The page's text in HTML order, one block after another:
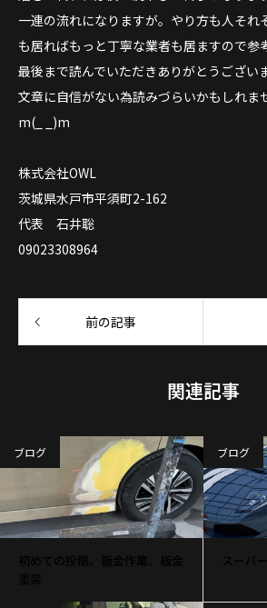
一連の流れになりますが。やり方も人それ
も居ればもっと丁寧な業者も居ますので参
最後まで読んでいただきありがとうござい
文章に自信がない為読みづらいかもしれま
m(_ _)m
株式会社OWL
茨城県水戸市平須町2-162
代表 石井聡
09023308964
前の記事
関連記事
ブログ ブログ